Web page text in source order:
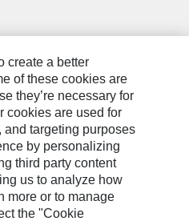
create a better
of these cookies are
they’re necessary for
cookies are used for
and targeting purposes
by personalizing
third party content
us to analyze how
more or to manage
the "Cookie